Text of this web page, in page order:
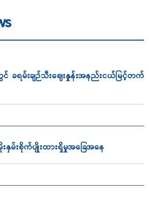
ခရမ်းချဉ်သီးဈေးနှုန်းအနည်းငယ်မြင့်တက်
မ်းစိုက်ပျိုးထားရှိမှုအခြေအနေ